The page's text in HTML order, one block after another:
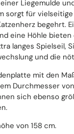
Liegemulde
sorgt für
begehrt.
eine Höhle
langes Spielseil,
und die
mit den
Durchmesser
sich ebenso
von 158 cm.